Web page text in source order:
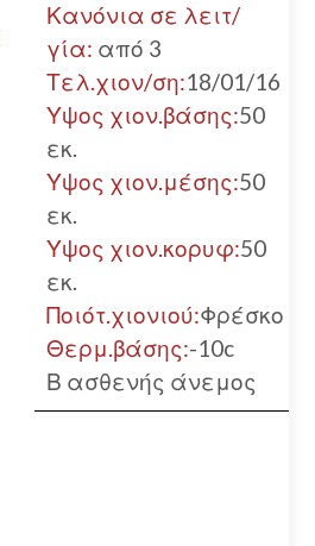
Κανόνια σε λειτ/
γία: από 3
Τελ.χιον/ση:18/01/16
Υψος χιον.βάσης:50
εκ.
Υψος χιον.μέσης:50
εκ.
Υψος χιον.κορυφ:50
εκ.
Ποιότ.χιονιού:Φρέσκο
Θερμ.βάσης:-10c
Β ασθενής άνεμος